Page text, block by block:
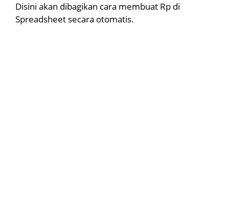
Disini akan dibagikan cara membuat Rp di
Spreadsheet secara otomatis.